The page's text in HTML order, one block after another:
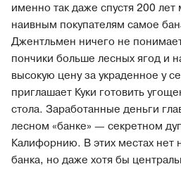
именно так даже спустя 200
наивным покупателям самое
Джентльмен ничего не
пончики больше лесных ягод и
высокую цену за украденное у
приглашает Куки готовить
стола. Заработанные деньги
лесном «банке» — секретном
Калифорнию. В этих местах нет
банка, но даже хотя бы